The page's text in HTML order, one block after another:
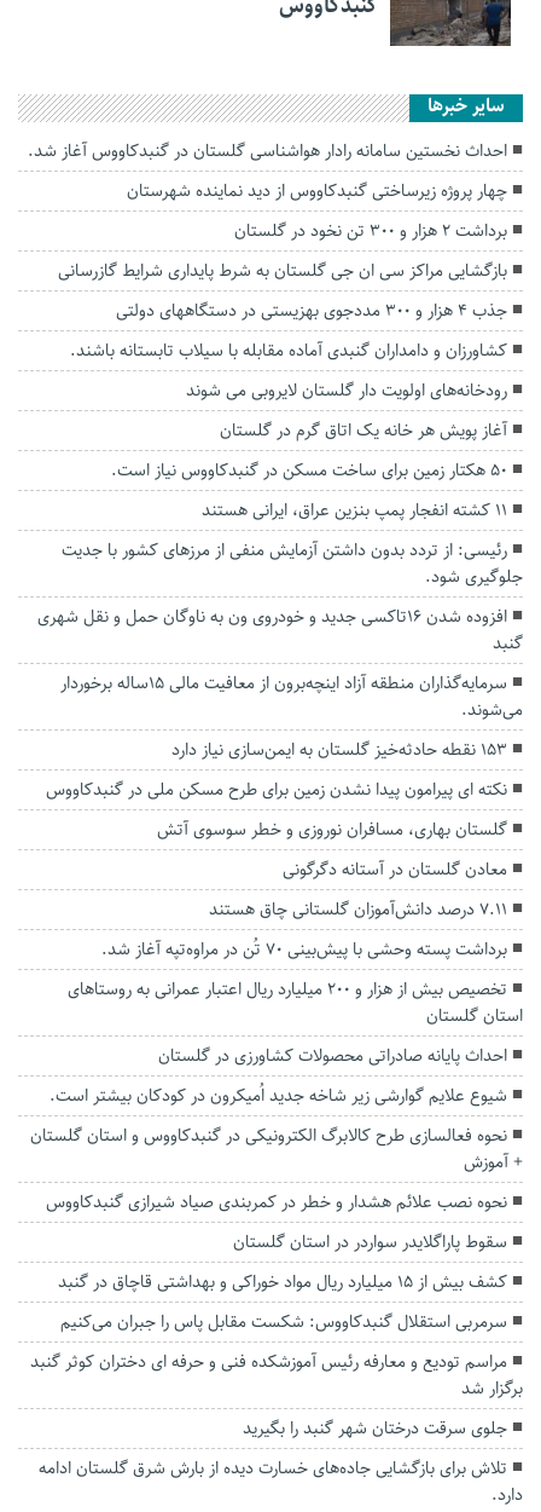
سایر خبرها
احداث نخستین سامانه رادار هواشناسی گلستان در گنبدکاووس آغاز شد.
چهار پروژه زیرساختی گنبدکاووس از دید نماینده شهرستان
برداشت ۲ هزار و ۳۰۰ تن نخود در گلستان
بازگشایی مراکز سی ان جی گلستان به شرط پایداری شرایط گازرسانی
جذب ۴ هزار و ۳۰۰ مددجوی بهزیستی در دستگاههای دولتی
کشاورزان و دامداران گنبدی آماده مقابله با سیلاب‌ تابستانه باشند.
رودخانه‌های اولویت دار گلستان لایروبی می شوند
آغاز پویش هر خانه یک اتاق گرم در گلستان
۵۰ هکتار زمین برای ساخت مسکن در گنبدکاووس نیاز است.
۱۱ کشته انفجار پمپ بنزین عراق، ایرانی هستند
رئیسی: از تردد بدون داشتن آزمایش منفی از مرزهای کشور با جدیت
جلوگیری شود.
افزوده شدن ۱۶تاکسی جدید و خودروی ون به ناوگان حمل و نقل شهری
گنبد
سرمایه‌گذاران منطقه آزاد اینچه‌برون از معافیت مالی 15ساله برخوردار
می‌شوند.
۱۵۳ نقطه حادثه‌خیز گلستان به ایمن‌سازی نیاز دارد
نکته ای پیرامون پیدا نشدن زمین برای طرح مسکن ملی در گنبدکاووس
گلستان بهاری، مسافران نوروزی و خطر سوسوی آتش
معادن گلستان در آستانه دگرگونی
۷.۱۱ درصد دانش‌آموزان گلستانی چاق هستند
برداشت پسته وحشی با پیش‌بینی ۷۰ تُن در مراوه‌تپه آغاز شد.
تخصیص بیش از هزار و ۲۰۰ میلیارد ریال اعتبار عمرانی به روستا‌های
استان گلستان
احداث پایانه صادراتی محصولات کشاورزی در گلستان
شیوع علایم گوارشی زیر شاخه جدید اُمیکرون در کودکان بیشتر است.
نحوه فعالسازی طرح کالابرگ الکترونیکی در گنبدکاووس و استان گلستان
+ آموزش
نحوه نصب علائم هشدار و خطر در کمربندی صیاد شیرازی گنبدکاووس
سقوط پاراگلایدر سواردر در استان گلستان
کشف بیش از ۱۵ میلیارد ریال مواد خوراکی و بهداشتی قاچاق در گنبد
سرمربی استقلال گنبدکاووس: شکست مقابل پاس را جبران می‌کنیم
مراسم تودیع و معارفه رئیس آموزشکده فنی و حرفه ای دختران کوثر گنبد
برگزار شد
جلوی سرقت درختان شهر گنبد را بگیرید
تلاش برای بازگشایی جاده‌های خسارت دیده از بارش شرق گلستان ادامه
دارد.